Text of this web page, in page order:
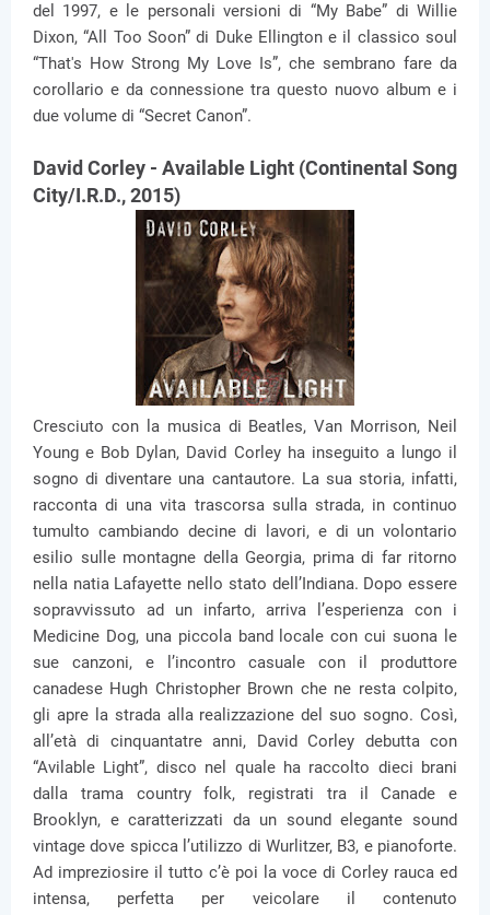
del 1997, e le personali versioni di “My Babe” di Willie
Dixon, “All Too Soon” di Duke Ellington e il classico soul
“That's How Strong My Love Is”, che sembrano fare da
corollario e da connessione tra questo nuovo album e i
due volume di “Secret Canon”.
David Corley - Available Light (Continental Song
City/I.R.D., 2015)
Cresciuto con la musica di Beatles, Van Morrison, Neil
Young e Bob Dylan, David Corley ha inseguito a lungo il
sogno di diventare una cantautore. La sua storia, infatti,
racconta di una vita trascorsa sulla strada, in continuo
tumulto cambiando decine di lavori, e di un volontario
esilio sulle montagne della Georgia, prima di far ritorno
nella natia Lafayette nello stato dell’Indiana. Dopo essere
sopravvissuto ad un infarto, arriva l’esperienza con i
Medicine Dog, una piccola band locale con cui suona le
sue canzoni, e l’incontro casuale con il produttore
canadese Hugh Christopher Brown che ne resta colpito,
gli apre la strada alla realizzazione del suo sogno. Così,
all’età di cinquantatre anni, David Corley debutta con
“Avilable Light”, disco nel quale ha raccolto dieci brani
dalla trama country folk, registrati tra il Canade e
Brooklyn, e caratterizzati da un sound elegante sound
vintage dove spicca l’utilizzo di Wurlitzer, B3, e pianoforte.
Ad impreziosire il tutto c’è poi la voce di Corley rauca ed
intensa, perfetta per veicolare il contenuto